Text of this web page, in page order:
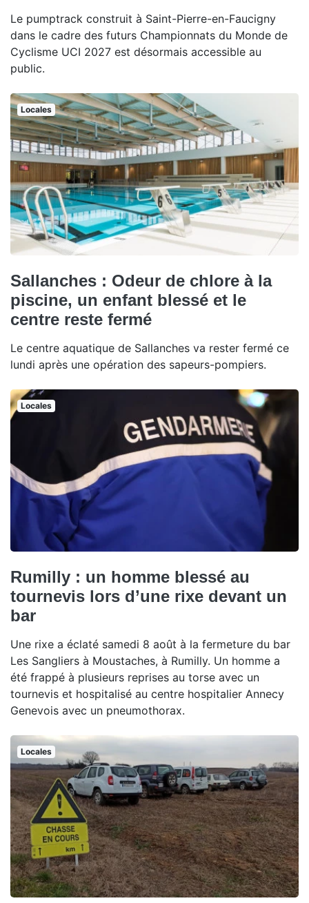
Le pumptrack construit à Saint-Pierre-en-Faucigny
dans le cadre des futurs Championnats du Monde de
Cyclisme UCI 2027 est désormais accessible au
public.
Locales
Sallanches : Odeur de chlore à la
piscine, un enfant blessé et le
centre reste fermé
Le centre aquatique de Sallanches va rester fermé ce
lundi après une opération des sapeurs-pompiers.
Locales
Rumilly : un homme blessé au
tournevis lors d’une rixe devant un
bar
Une rixe a éclaté samedi 8 août à la fermeture du bar
Les Sangliers à Moustaches, à Rumilly. Un homme a
été frappé à plusieurs reprises au torse avec un
tournevis et hospitalisé au centre hospitalier Annecy
Genevois avec un pneumothorax.
Locales